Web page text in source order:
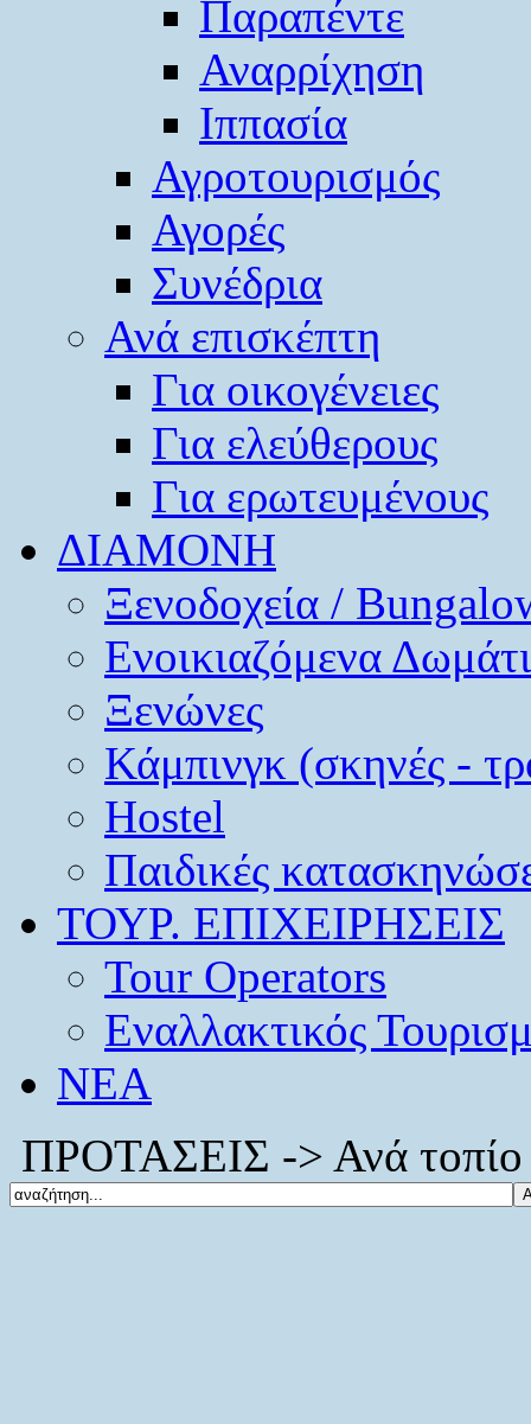
Παραπέντε
Αναρρίχηση
Ιππασία
Αγροτουρισμός
Αγορές
Συνέδρια
Ανά επισκέπτη
Για οικογένειες
Για ελεύθερους
Για ερωτευμένους
ΔΙΑΜΟΝΗ
Ξενοδοχεία /
Ενοικιαζόμενα
Ξενώνες
Κάμπινγκ (σκηνές -
Hostel
Παιδικές
ΤΟΥΡ. ΕΠΙΧΕΙΡΗΣΕΙΣ
Tour Operators
Εναλλακτικός
ΝΕΑ
ΠΡΟΤΑΣΕΙΣ -> Ανά τοπίο